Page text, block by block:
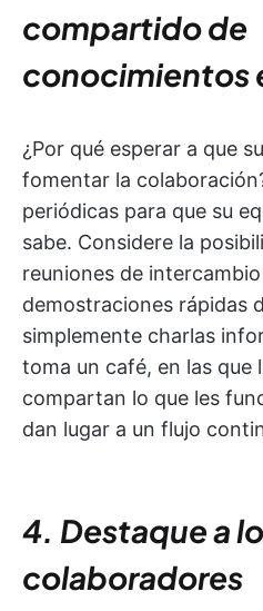
compartido de
conocimientos
¿Por qué esperar a que
fomentar la
periódicas para que su
sabe. Considere la
reuniones de
demostraciones rápidas
simplemente charlas
toma un café, en las que
compartan lo que les
dan lugar a un flujo
4. Destaque a
colaboradores